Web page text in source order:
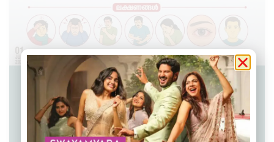
വെള്ളക്കെട്ടിലിറങ്ങിയവർ
ഡോക്‌സിസൈക്ലിൻ കഴിക്കണം:
ഡി എം ഒ